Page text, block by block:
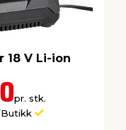
18 V Li-ion
pr. stk.
Butikk